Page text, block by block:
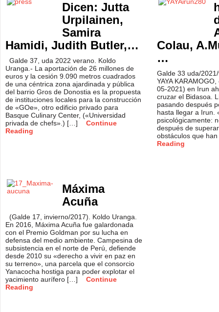
Dicen: Jutta
Urpilainen,
Samira
Hamidi, Judith Butler,…
Galde 37, uda 2022 verano. Koldo
Uranga.- La aportación de 26 millones de
euros y la cesión 9.090 metros cuadrados
de una céntrica zona ajardinada y pública
del barrio Gros de Donostia es la propuesta
de instituciones locales para la construcción
de «GOe», otro edificio privado para
Basque Culinary Center, («Universidad
privada de chefs».) […]
Continue
Reading
Colau,
…
Galde 33 uda/
YAYA
05-2021) en Irun
cruzar el Bidasoa.
pasando después
hasta llegar a Irun.
psicológicamente:
después de
obstáculos que
Reading
Máxima
Acuña
(Galde 17, invierno/2017). Koldo Uranga.
En 2016, Máxima Acuña fue galardonada
con el Premio Goldman por su lucha en
defensa del medio ambiente. Campesina de
subsistencia en el norte de Perú, defiende
desde 2010 su «derecho a vivir en paz en
su terreno», una parcela que el consorcio
Yanacocha hostiga para poder explotar el
yacimiento aurífero […]
Continue
Reading